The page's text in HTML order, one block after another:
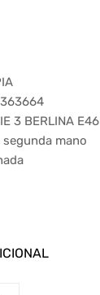
3 BERLINA E46
mano